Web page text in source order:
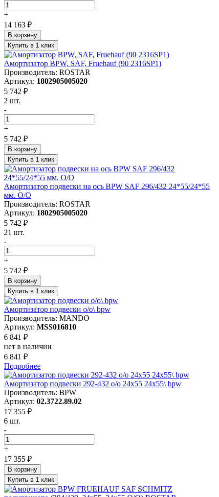
+
14 163 ₽
В корзину
Купить в 1 клик
Амортизатор BPW, SAF, Fruehauf (90 2316SP1)
Производитель: ROSTAR
Артикул: 1802905005020
5 742 ₽
2 шт.
-
+
5 742 ₽
В корзину
Купить в 1 клик
Амортизатор подвески на ось BPW SAF 296/432 24*55/24*55
мм. O/O
Производитель: ROSTAR
Артикул: 1802905005020
5 742 ₽
21 шт.
-
+
5 742 ₽
В корзину
Купить в 1 клик
Амортизатор подвески o/o\ bpw
Производитель: MANDO
Артикул: MSS016810
6 841 ₽
нет в наличии
6 841 ₽
Подробнее
Амортизатор подвески 292-432 o/o 24x55 24x55\ bpw
Производитель: BPW
Артикул: 02.3722.89.02
17 355 ₽
6 шт.
-
+
17 355 ₽
В корзину
Купить в 1 клик